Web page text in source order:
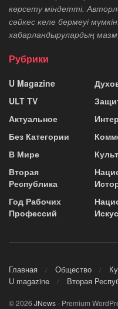
көрсету міндетті.
сәйкес келе бермеуі
хабарландырулардың
Рубрики
U Magazine
ULT TV
Актуальное
Без Категории
В Мире
Вторая
Республика
Год Рабочих
Профессий
Главная Общество
U magazine
Вторая
© 2026 JNews- Premium